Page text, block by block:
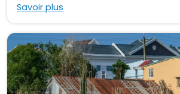
Savoir plus